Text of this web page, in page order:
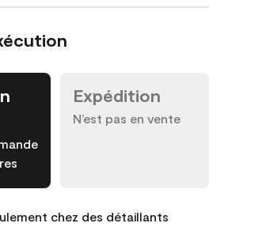
Expédition
N’est pas en vente
chez des détaillants